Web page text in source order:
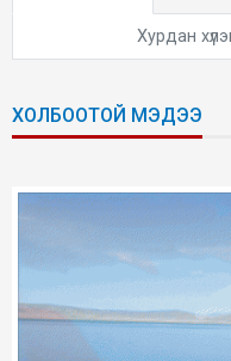
Хурдан
ХОЛБООТОЙ МЭДЭЭ